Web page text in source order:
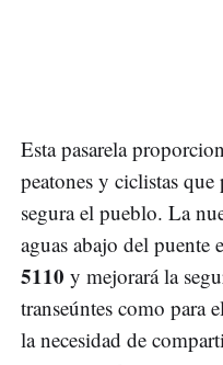
Esta pasarela
peatones y ciclistas
segura el pueblo. La
aguas abajo del puente
5110 y mejorará la
transeúntes como para
la necesidad de